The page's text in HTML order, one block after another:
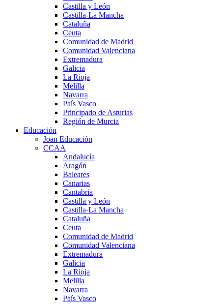
Castilla y León
Castilla-La Mancha
Cataluña
Ceuta
Comunidad de Madrid
Comunidad Valenciana
Extremadura
Galicia
La Rioja
Melilla
Navarra
País Vasco
Principado de Asturias
Región de Murcia
Educación
Joan Educación
CCAA
Andalucía
Aragón
Baleares
Canarias
Cantabria
Castilla y León
Castilla-La Mancha
Cataluña
Ceuta
Comunidad de Madrid
Comunidad Valenciana
Extremadura
Galicia
La Rioja
Melilla
Navarra
País Vasco